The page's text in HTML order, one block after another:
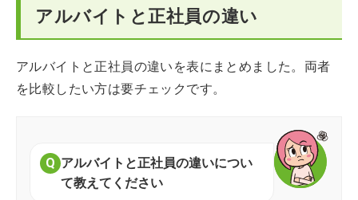
アルバイトと正社員の違い
アルバイトと正社員の違いを表にまとめました。両者
を比較したい方は要チェックです。
アルバイトと正社員の違いについ
て教えてください